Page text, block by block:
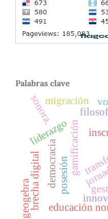
Palabras clave
gamificación
educación
posesión
democracia
liderazgo
brecha digital
geogebra
sonora.migración